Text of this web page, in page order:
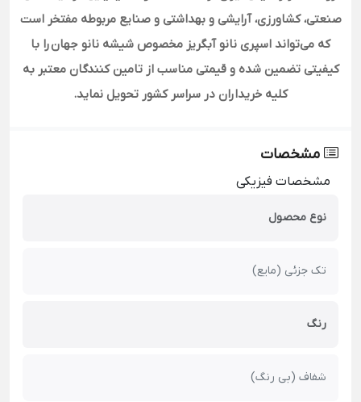
صنعتی، کشاورزی، آرایشی و بهداشتی و صنایع مربوطه مفتخر است
که می‌تواند اسپری نانو آبگریز مخصوص شیشه نانو جهان را با
کیفیتی تضمین شده و قیمتی مناسب از تامین کنندگان معتبر به
کلیه خریداران در سراسر کشور تحویل نماید.
مشخصات
مشخصات فیزیکی
نوع محصول
تک جزئی (مایع)
رنگ
شفاف (بی رنگ)